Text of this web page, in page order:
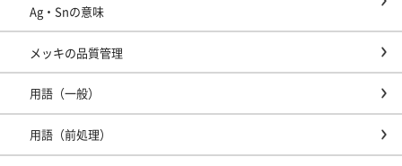
Ag・Snの意味
メッキの品質管理
用語（一般）
用語（前処理）